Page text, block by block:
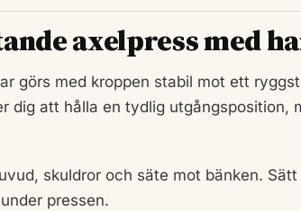
axelpress med
görs med kroppen stabil mot ett
dig att hålla en tydlig utgångsposition,
skuldror och säte mot bänken.
pressen.